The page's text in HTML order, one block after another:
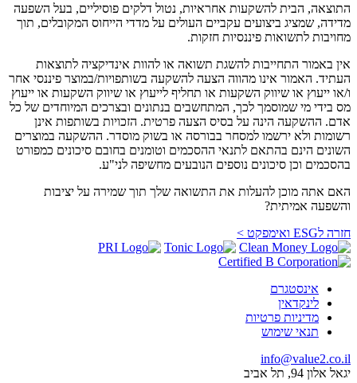
התוצאה, הבית להשקעות אחראיות, נטול דלקים פוסיליים, בעל השפעה
מדידה, שמציג ביצועים עקביים העולים על מדדי הייחוס המקובלים, תוך
מחויבות לתשואות פיננסיות חזקות.
אין באמור התחייבות להשגת תשואה או להוות אינדיקציה לתוצאות
העתיד. האמור אינו מהווה הצעה להשקעה בשותפויות/במוצר פיננסי אחר
ו/או ייעוץ או שיווק השקעות או תחליף לייעוץ או שיווק השקעות או ייעוץ
מס בידי מי שמוסמך לכך, המתחשבים בנתונים ובצרכים המיוחדים של כל
אדם. ההשקעה הינה על בסיס הצעה פרטית. הזכויות בשותפות אינן
רשומות ולא ירשמו למסחר בבורסה או בשוק מוסדר. ההשקעה במוצרים
השונים הינם בהתאם לתנאי ההסכמים וטומנים בחובם סיכונים כמפורט
בהסכמים וכן סיכונים נוספים הנובעים מחשיפה לני"ע.
האם אתה מוכן להעלות את התשואה שלך תוך שמירה על יציבות
והשפעה אמיתית?
חזרה לESG ואימפקט >
אינסטגרם
לינקדאין
מדיניות פרטיות
תנאי שימוש
info@value2.co.il
יגאל אלון 94, תל אביב